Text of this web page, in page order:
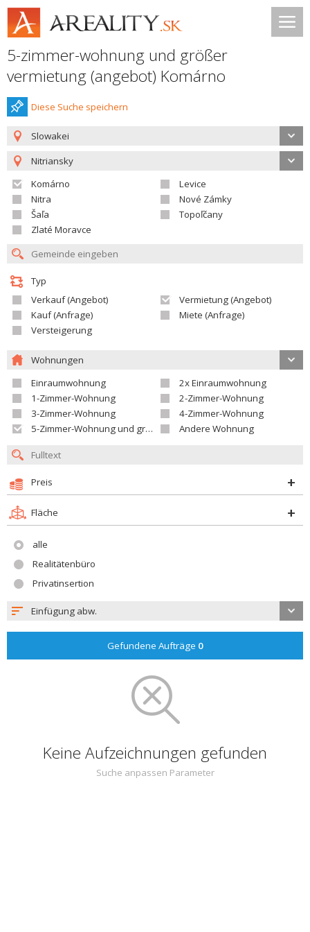
5-zimmer-wohnung und größer
vermietung (angebot) Komárno
Diese Suche speichern
Slowakei
Nitriansky
Komárno
Levice
Nitra
Nové Zámky
Šaľa
Topoľčany
Zlaté Moravce
Typ
Verkauf (Angebot)
Vermietung (Angebot)
Kauf (Anfrage)
Miete (Anfrage)
Versteigerung
Wohnungen
Einraumwohnung
2x Einraumwohnung
1-Zimmer-Wohnung
2-Zimmer-Wohnung
3-Zimmer-Wohnung
4-Zimmer-Wohnung
5-Zimmer-Wohnung und größer
Andere Wohnung
Preis
Fläche
alle
Realitätenbüro
Privatinsertion
Einfügung abw.
Gefundene Aufträge 0
Keine Aufzeichnungen gefunden
Suche anpassen Parameter